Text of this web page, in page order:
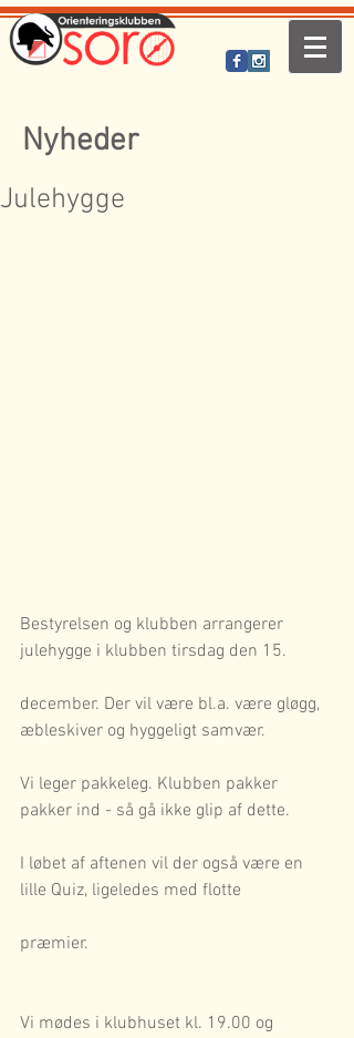
Nyheder
Julehygge
Bestyrelsen og klubben arrangerer
julehygge i klubben tirsdag den 15.
december. Der vil være bl.a. være gløgg,
æbleskiver og hyggeligt samvær.
Vi leger pakkeleg. Klubben pakker
pakker ind - så gå ikke glip af dette.
I løbet af aftenen vil der også være en
lille Quiz, ligeledes med flotte
præmier.
Vi mødes i klubhuset kl. 19.00 og